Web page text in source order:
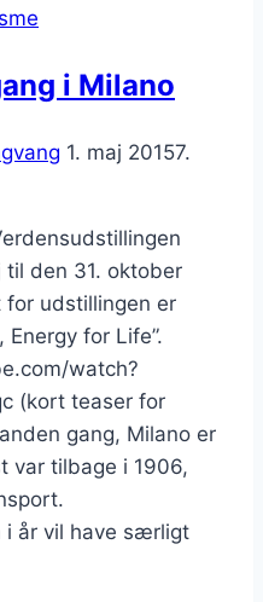
i Milano
1. maj 20157.
til den 31. oktober
for udstillingen er
Energy for Life”.
watch?
(kort teaser for
gang, Milano er
var tilbage i 1906,
i år vil have særligt